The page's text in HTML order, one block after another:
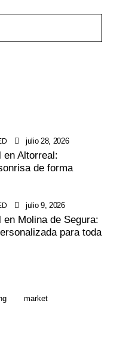
julio 28, 2026
en Altorreal:
de forma
julio 9, 2026
Molina de Segura:
para toda
market